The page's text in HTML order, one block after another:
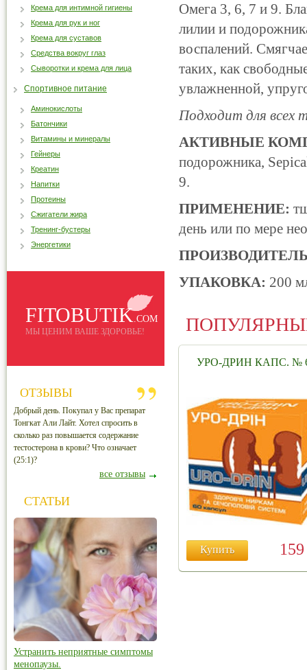
Омега 3, 6, 7 и 9.
лилии и
воспалений.
таких, как
увлажненной,
Подходит для всех
АКТИВНЫЕ
подорожника,
9.
ПРИМЕНЕНИЕ:
день или по мере
УПАКОВКА: 200
УРО-ДРИН КАПС. №
Купить
Крема для интимной гигиены
Крема для рук и ног
Крема для суставов
Средства вокруг глаз
Сыворотки и крема для лица
Спортивное питание
Аминокислоты
Батончики
Витамины и минералы
Гейнеры
Креатин
Напитки
Протеины
Сжигатели жира
Тренинг-бустеры
Энергетики
FITOBUTIK.COM
МЫ ЦЕНИМ ВАШЕ ЗДОРОВЬЕ!
ОТЗЫВЫ
Добрый день. Покупал у Вас препарат
Тонгкат Али Лайт. Хотел спросить в
сколько раз повышается содержание
тестостерона в крови? Что означает
(25:1)?
все отзывы
СТАТЬИ
Устранить неприятные симптомы
менопаузы.